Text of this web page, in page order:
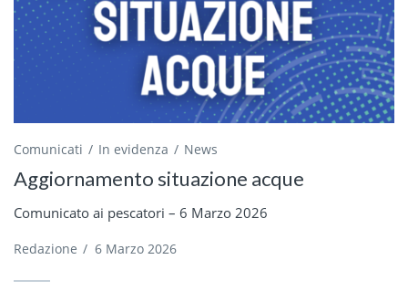
Comunicati In evidenza News
Aggiornamento situazione acque
Comunicato ai pescatori – 6 Marzo 2026
Redazione / 6 Marzo 2026